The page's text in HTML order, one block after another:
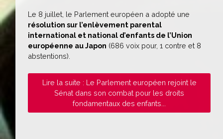
Le 8 juillet, le Parlement européen a adopté une
résolution sur l’enlèvement parental
international et national d’enfants de l’Union
européenne au Japon (686 voix pour, 1 contre et 8
abstentions).
Lire la suite : Le Parlement européen rejoint le
Sénat dans son combat pour les droits
fondamentaux des enfants...